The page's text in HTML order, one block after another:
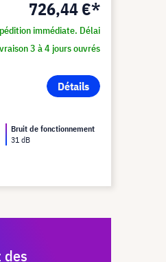
726,44 €*
immédiate. Délai
3 à 4 jours ouvrés
Détails
Bruit de fonctionnement
31 dB
des